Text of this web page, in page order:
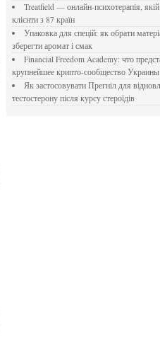
Treatfield — онлайн-психотерапія, якій довіряють
клієнти з 87 країн
Упаковка для спецій: як обрати матеріал і формат, щоб
зберегти аромат і смак
Financial Freedom Academy: что представляет собой
крупнейшее крипто-сообщество Украины
Як застосовувати Прегніл для відновлення
тестостерону після курсу стероїдів